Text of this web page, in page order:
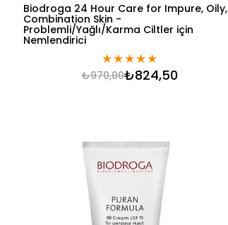
Biodroga 24 Hour Care for Impure, Oily,
Combination Skin -
Problemli/Yağlı/Karma Ciltler için
Nemlendirici
★★★★★
₺824,50
₺970,00